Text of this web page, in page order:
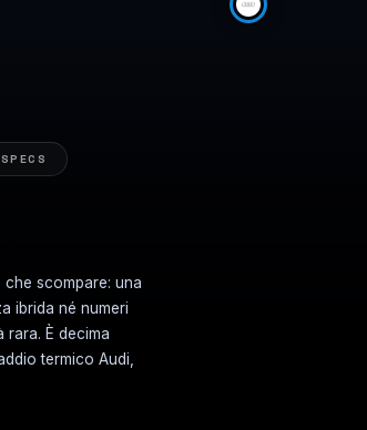
SPECS
scompare: una
ibrida né numeri
È decima
termico Audi,